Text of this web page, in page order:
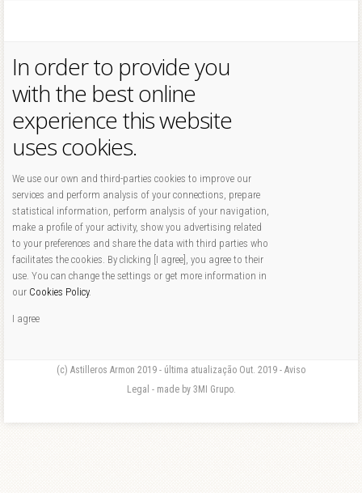
In order to provide you
with the best online
experience this website
uses cookies.
We use our own and third-parties cookies to improve our
services and perform analysis of your connections, prepare
statistical information, perform analysis of your navigation,
make a profile of your activity, show you advertising related
to your preferences and share the data with third parties who
facilitates the cookies. By clicking [I agree], you agree to their
use. You can change the settings or get more information in
our Cookies Policy.
I agree
(c) Astilleros Armon 2019 - última atualização Out. 2019 - Aviso
Legal - made by 3MI Grupo.